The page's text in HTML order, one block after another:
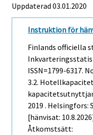
Uppdaterad 03.01.2020
Instruktion för
Finlands officiella
ISSN=1799-6317.
3.2.
2019 .
[hänvisat:
Åtkomstsätt: